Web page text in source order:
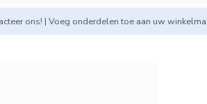
ons! | Voeg onderdelen toe aan uw